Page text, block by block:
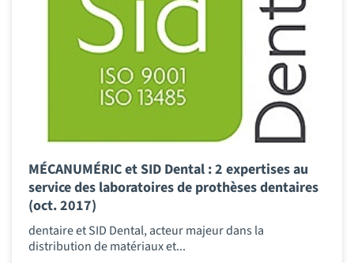
MÉCANUMÉRIC et SID Dental : 2 expertises au
service des laboratoires de prothèses dentaires
(oct. 2017)
dentaire et SID Dental, acteur majeur dans la
distribution de matériaux et...